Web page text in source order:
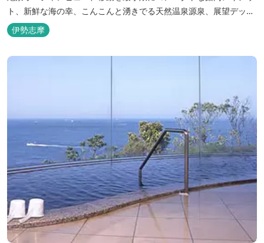
ト、新鮮な海の幸、こんこんと湧きでる天然温泉源泉、展望デッ
キ〜いじか灯台テラス〜からの眺望が自慢のリトリートホテル。
伊勢志摩